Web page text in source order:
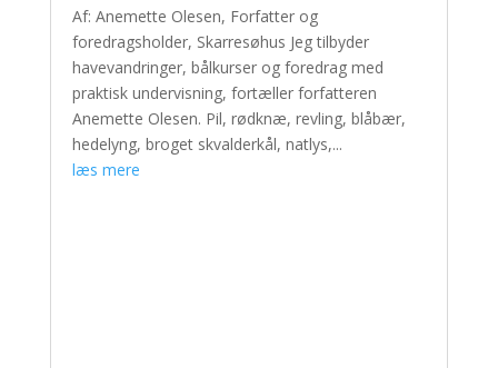
Af: Anemette Olesen, Forfatter og
foredragsholder, Skarresøhus Jeg tilbyder
havevandringer, bålkurser og foredrag med
praktisk undervisning, fortæller forfatteren
Anemette Olesen. Pil, rødknæ, revling, blåbær,
hedelyng, broget skvalderkål, natlys,...
læs mere